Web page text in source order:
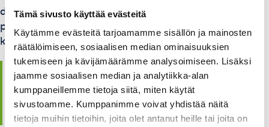
Tämä sivusto käyttää evästeitä
Käytämme evästeitä tarjoamamme sisällön ja mainosten
räätälöimiseen, sosiaalisen median ominaisuuksien
tukemiseen ja kävijämäärämme analysoimiseen. Lisäksi
jaamme sosiaalisen median ja analytiikka-alan
kumppaneillemme tietoja siitä, miten käytät
sivustoamme. Kumppanimme voivat yhdistää näitä
tietoja muihin tietoihin, joita olet antanut heille tai joita on
dokumentoi edistymisen ja antaa rakentavaa
palautetta. Tärkeää on varmistaa, että työntekijä itse
kokee olevansa valmis ottamaan vastuuta.
Miten työnopastusprosessin
tehokkuutta voidaan parantaa
ja nopeuttaa?